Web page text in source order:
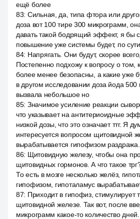
ещё более
83: Сильная, да, типа фтора или
доза вот 100 тире 300 микрограмм,
давать такой бодрящий эффект, я бы
повышение уже системы будет, по
84: Напрягать. Они будут, скорее
Постепенно подхожу к вопросу о том,
более менее безопасны, а какие уже
в другом исследовании доза йода 500
вызвала небольшое но
85: Значимое усиление реакции
что указывает на антитериоидные
низкой дозы, что это означает ттг. Я
интересуется вопросом щитовидной
вырабатывается гипофизом раздража.
86: Щитовидную железу, чтобы она
щитовидных гормонов. А что такое
То есть в мозге несколько желёз,
гипофизом, гипоталамус вырабатывает
87: Приходит в гипофиз, стимулирует
щитовидной железе. Так вот, после
микрограмм какое-то количество дней.